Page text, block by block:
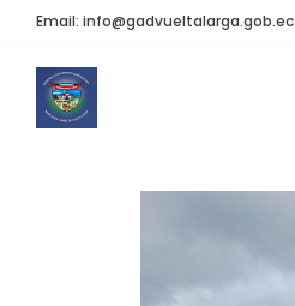
Email: info@gadvueltalarga.gob.ec